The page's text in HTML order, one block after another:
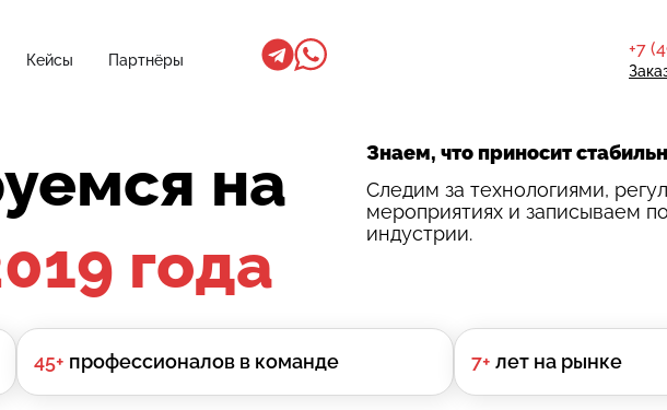
Кейсы Партнёры
+7
на
года
Знаем, что приносит
Следим за технологиями,
мероприятиях и записываем
индустрии.
45+ профессионалов в команде 7+ лет на рынке